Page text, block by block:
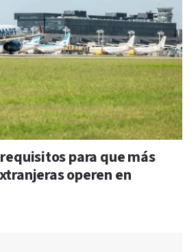
para que más
operen en